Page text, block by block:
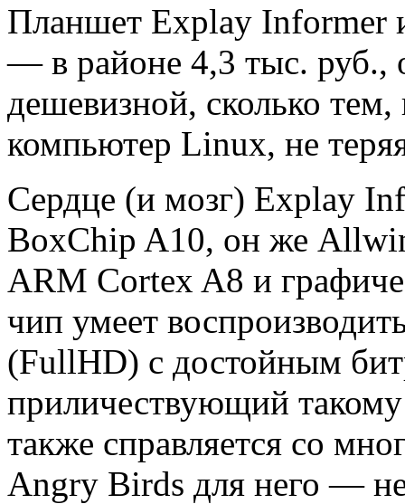
Планшет Explay Informer
— в районе 4,3 тыс. руб.,
дешевизной, сколько тем,
компьютер Linux, не
Сердце (и мозг) Explay
BoxChip A10, он же
ARM Cortex A8 и
чип умеет
(FullHD) с достойным
приличествующий
также справляется со
Angry Birds для него —